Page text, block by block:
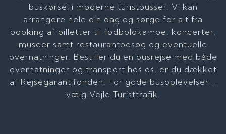
buskørsel i moderne turistbusser. Vi kan
arrangere hele din dag og sørge for alt fra
booking af billetter til fodboldkampe, koncerter,
museer samt restaurantbesøg og eventuelle
overnatninger. Bestiller du en busrejse med både
overnatninger og transport hos os, er du dækket
af Rejsegarantifonden. For gode busoplevelser -
vælg Vejle Turisttrafik.